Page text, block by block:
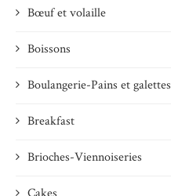
Bœuf et volaille
Boissons
Boulangerie-Pains et galettes
Breakfast
Brioches-Viennoiseries